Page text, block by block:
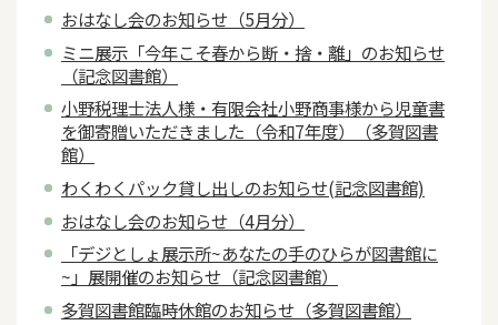
おはなし会のお知らせ（5月分）
ミニ展示「今年こそ春から断・捨・離」のお知らせ
（記念図書館）
小野税理士法人様・有限会社小野商事様から児童書
を御寄贈いただきました（令和7年度）（多賀図書
館）
わくわくパック貸し出しのお知らせ(記念図書館)
おはなし会のお知らせ（4月分）
「デジとしょ展示所~あなたの手のひらが図書館に
~」展開催のお知らせ（記念図書館）
多賀図書館臨時休館のお知らせ（多賀図書館）